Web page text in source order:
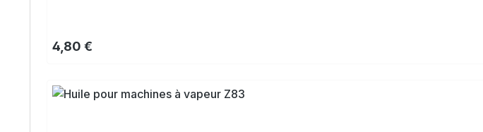
Prix régulier :
4,80 €